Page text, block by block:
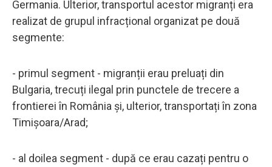
Germania. Ulterior, transportul acestor migranți era
realizat de grupul infracțional organizat pe două
segmente:
- primul segment - migranții erau preluați din
Bulgaria, trecuți ilegal prin punctele de trecere a
frontierei în România și, ulterior, transportați în zona
Timișoara/Arad;
- al doilea segment - după ce erau cazați pentru o